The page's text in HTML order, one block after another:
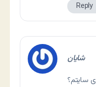
Reply
شایان